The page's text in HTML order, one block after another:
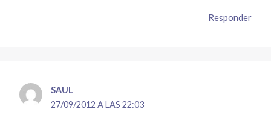
Responder
SAUL
27/09/2012 A LAS 22:03